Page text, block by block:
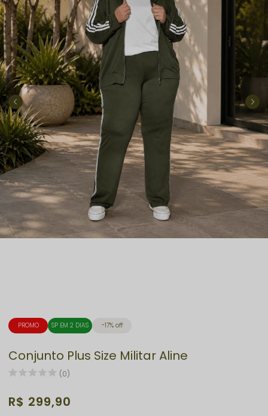
PROMO SP EM 2 DIAS 17% off
Conjunto Plus Size Militar Aline
(0)
R$ 299,90